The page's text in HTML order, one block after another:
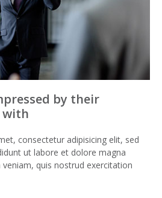
by their
with
consectetur adipisicing elit, sed
ut labore et dolore magna
quis nostrud exercitation